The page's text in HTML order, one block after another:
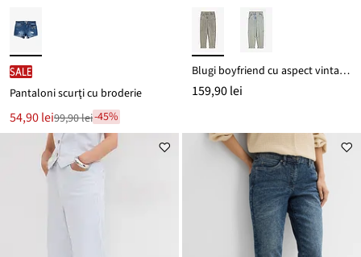
SALE
Pantaloni scurţi cu broderie
Noul
preț
54,90 lei
Reducere
99,90 lei
99,90 lei-45%
Blugi boyfriend cu aspect vintage prespălat
159,90 lei